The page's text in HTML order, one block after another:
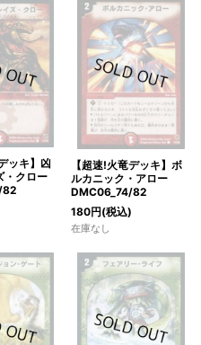
ッキ】凶
・クロー
82
【超速!火竜デッキ】ボ
ルカニック・アロー
DMC06_74/82
180円(税込)
在庫なし